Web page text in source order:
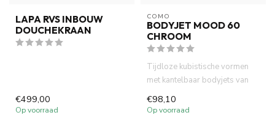
LAPA RVS INBOUW
DOUCHEKRAAN
€499,00
Op voorraad
COMO
BODYJET MOOD 60
CHROOM
Tijdloze kubistische vormen
met kantelbaar bodyjets van
Como Mood. Volledig mess...
€98,10
Op voorraad